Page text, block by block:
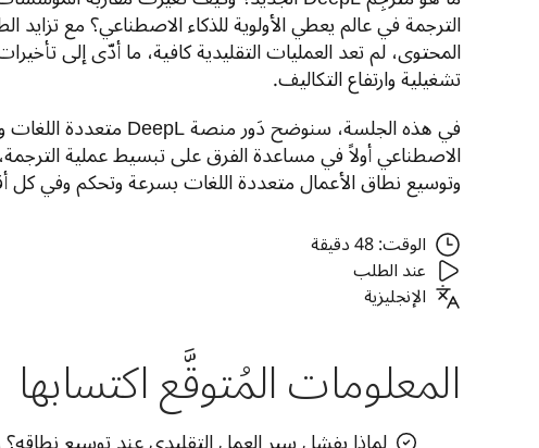
تشغيلية وارتفاع التكاليف.
وتوسيع نطاق الأعمال متعددة اللغات بسرعة وتحكم وفي
الوقت: 48 دقيقة
عند الطلب
الإنجليزية
المعلومات المُتوقَّع اكتسابها